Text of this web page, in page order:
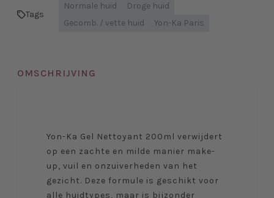
Tags
Normale huid
Droge huid
Gecomb. / vette huid
Yon-Ka Paris
OMSCHRIJVING
Yon-Ka Gel Nettoyant 200ml verwijdert
op een zachte en milde manier make-
up, vuil en onzuiverheden van het
gezicht. Deze formule is geschikt voor
alle huidtypes, maar is bijzonder